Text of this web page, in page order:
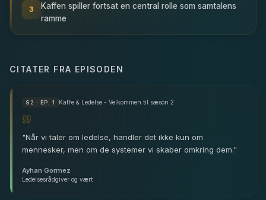
3
Kaffen spiller fortsat en central rolle som samtalens
ramme
CITATER FRA EPISODEN
S 2 · EP. 1 Kaffe & Ledelse - Velkommen til sæson 2
"Når vi taler om ledelse, handler det ikke kun om
mennesker, men om de systemer vi skaber omkring dem."
Ayhan Gormez
Ledelsesrådgiver og vært